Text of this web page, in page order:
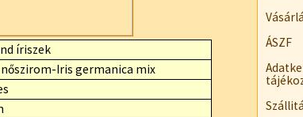
íriszek
Iris germanica mix
ÁSZF